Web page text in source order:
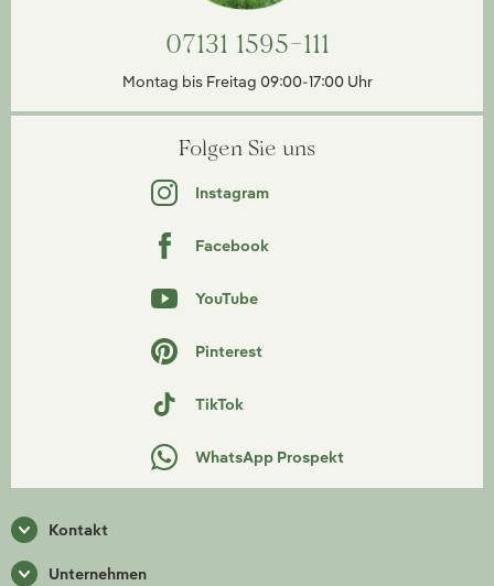
07131 1595-111
Montag bis Freitag 09:00-17:00 Uhr
Folgen Sie uns
Instagram
Facebook
YouTube
Pinterest
TikTok
WhatsApp Prospekt
Kontakt
Unternehmen